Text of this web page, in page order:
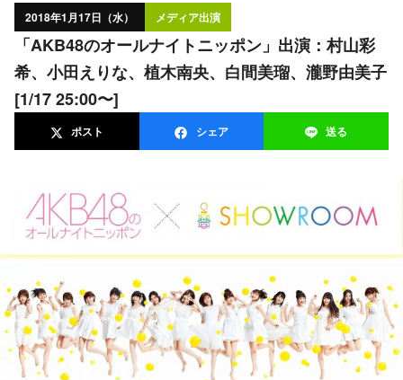
2018年1月17日（水） メディア出演
「AKB48のオールナイトニッポン」出演：村山彩
希、小田えりな、植木南央、白間美瑠、瀧野由美子
[1/17 25:00〜]
ポスト シェア 送る